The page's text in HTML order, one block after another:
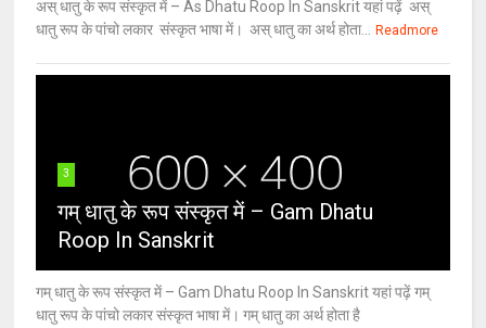
अस् धातु के रूप संस्कृत में – As Dhatu Roop In Sanskrit यहां पढ़ें अस्
धातु रूप के पांचो लकार संस्कृत भाषा में। अस् धातु का अर्थ होता... Readmore
3
गम् धातु के रूप संस्कृत में – Gam Dhatu
Roop In Sanskrit
गम् धातु के रूप संस्कृत में – Gam Dhatu Roop In Sanskrit यहां पढ़ें गम्
धातु रूप के पांचो लकार संस्कृत भाषा में। गम् धातु का अर्थ होता है